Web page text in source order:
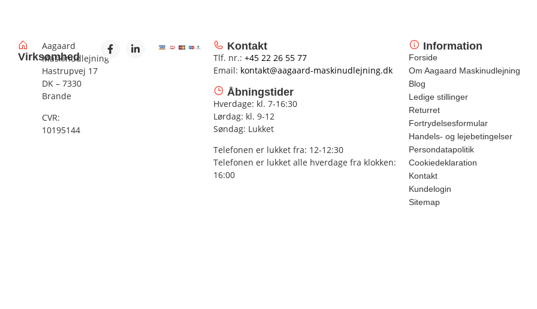
Virksomhed
Aagaard
Maskinudlejning
Hastrupvej 17
DK – 7330
Brande
CVR:
10195144
Kontakt
Tlf. nr.: +45 22 26 55 77
Email: kontakt@aagaard-maskinudlejning.dk
Åbningstider
Hverdage: kl. 7-16:30
Lørdag: kl. 9-12
Søndag: Lukket
Telefonen er lukket fra: 12-12:30
Telefonen er lukket alle hverdage fra klokken:
16:00
Information
Forside
Om Aagaard Maskinudlejning
Blog
Ledige stillinger
Returret
Fortrydelsesformular
Handels- og lejebetingelser
Persondatapolitik
Cookiedeklaration
Kontakt
Kundelogin
Sitemap